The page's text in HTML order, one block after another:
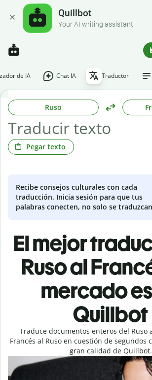
Quillbot
Your AI writing assistant
de IA Chat IA Traductor
Ruso
Pegar texto
Recibe consejos culturales con cada
traducción. Inicia sesión para que tus
palabras conecten, no solo se
El mejor
Ruso al
mercado
Quillbot
Traduce documentos enteros del Ruso
Francés al Ruso en cuestión de segundos
gran calidad de Quillbot.